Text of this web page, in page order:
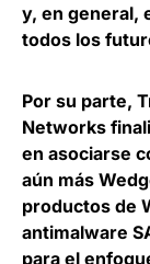
y, en general,
todos los
Por su parte,
Networks
en asociarse
aún más
productos de
antimalware
para el